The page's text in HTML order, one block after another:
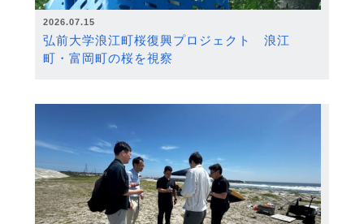
2026.07.15
弘前大学浪江町桜復興プロジェクト 浪江
町・富岡町の桜を視察